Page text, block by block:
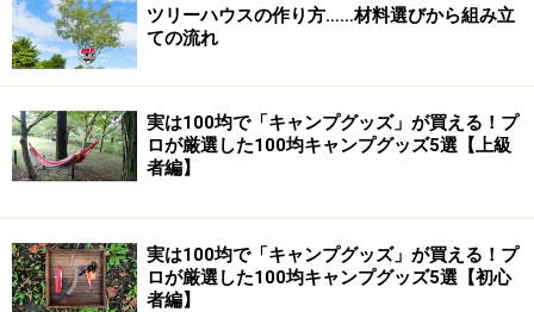
ツリーハウスの作り方……材料選びから組み立
ての流れ
実は100均で「キャンプグッズ」が買える！プ
ロが厳選した100均キャンプグッズ5選【上級
者編】
実は100均で「キャンプグッズ」が買える！プ
ロが厳選した100均キャンプグッズ5選【初心
者編】